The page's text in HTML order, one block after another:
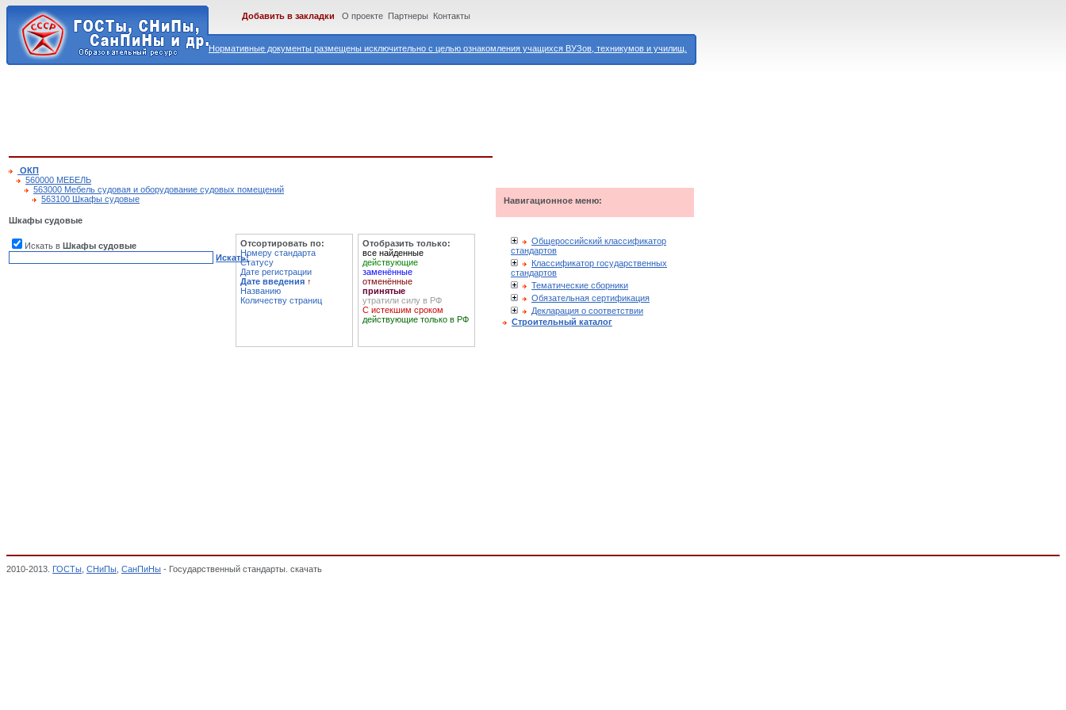
Нормативные документы размещены исключительно с целью ознакомления учащихся ВУЗов, техникумов и училищ.
Добавить в закладки О проекте Партнеры Контакты
ОКП
560000 МЕБЕЛЬ
563000 Мебель судовая и оборудование судовых помещений
563100 Шкафы судовые
Шкафы судовые
Искать в Шкафы судовые
Искать!
Отсортировать по:
Номеру стандарта
Статусу
Дате регистрации
Дате введения ↑
Названию
Количеству страниц
Отобразить только:
все найденные
действующие
заменённые
отменённые
принятые
утратили силу в РФ
С истекшим сроком
действующие только в РФ
Навигационное меню:
Общероссийский классификатор
стандартов
Классификатор государственных
стандартов
Тематические сборники
Обязательная сертификация
Декларация о соответствии
Строительный каталог
2010-2013. ГОСТы СНиПы СанПиНы - Государственный стандарты. скачать